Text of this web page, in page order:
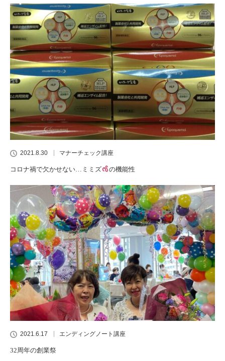
2021.8.30 マナーチェック講座
コロナ禍で欠かせない…ミミズ の機能性
2021.6.17 エンディングノート講座
32周年の創業祭